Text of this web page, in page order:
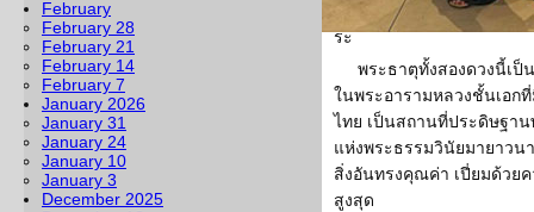
February
February 28
February 21
February 14
February 7
January 2026
January 31
January 24
January 10
January 3
December 2025
เพื่อให้สาธุชนและชุมชนไ
ระ
พระธาตุทั้งสองดวงนี้เป็
ในพระอารามหลวงชั้นเอ
ไทย เป็นสถานที่ประดิษฐา
แห่งพระธรรมวินัยมายาวน
สิ่งอันทรงคุณค่า เปี่ยมด้วย
สูงสุด